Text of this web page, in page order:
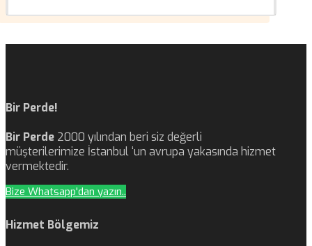
Bir Perde!
Bir Perde 2000 yılından beri siz değerli
müşterilerimize İstanbul ‘un avrupa yakasında hizmet
vermektedir.
Bize Whatsapp'dan yazın..
Hizmet Bölgemiz